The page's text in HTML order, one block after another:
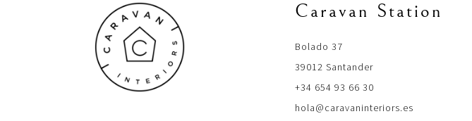
Caravan Station
Bolado 37
39012 Santander
+34 654 93 66 30
hola@caravaninteriors.es